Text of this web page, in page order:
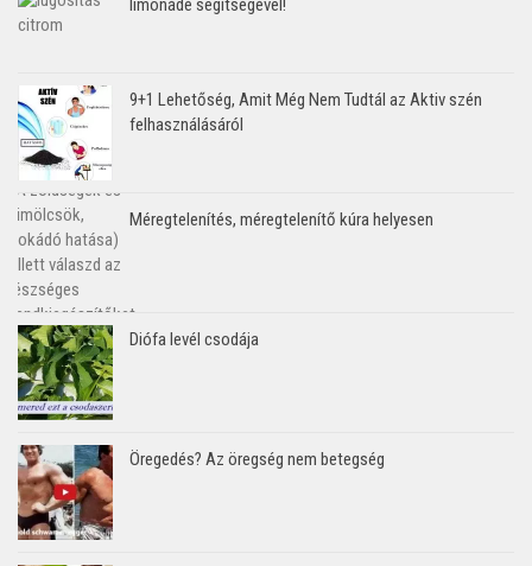
limonádé segítségével!
9+1 Lehetőség, Amit Még Nem Tudtál az Aktiv szén
felhasználásáról
Méregtelenítés, méregtelenítő kúra helyesen
Diófa levél csodája
Öregedés? Az öregség nem betegség